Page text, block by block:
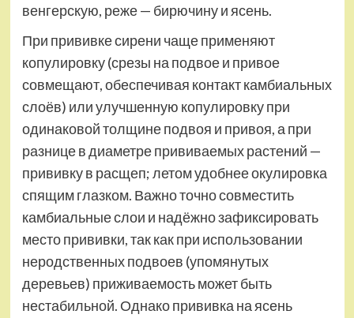
венгерскую, реже — бирючину и ясень.
При прививке сирени чаще применяют
копулировку (срезы на подвое и привое
совмещают, обеспечивая контакт камбиальных
слоёв) или улучшенную копулировку при
одинаковой толщине подвоя и привоя, а при
разнице в диаметре прививаемых растений —
прививку в расщеп; летом удобнее окулировка
спящим глазком. Важно точно совместить
камбиальные слои и надёжно зафиксировать
место прививки, так как при использовании
неродственных подвоев (упомянутых
деревьев) приживаемость может быть
нестабильной. Однако прививка на ясень